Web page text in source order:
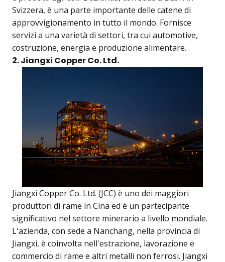
Svizzera, è una parte importante delle catene di
approvvigionamento in tutto il mondo. Fornisce
servizi a una varietà di settori, tra cui automotive,
costruzione, energia e produzione alimentare.
2. Jiangxi Copper Co. Ltd.
Jiangxi Copper Co. Ltd. (JCC) è uno dei maggiori
produttori di rame in Cina ed è un partecipante
significativo nel settore minerario a livello mondiale.
L'azienda, con sede a Nanchang, nella provincia di
Jiangxi, è coinvolta nell'estrazione, lavorazione e
commercio di rame e altri metalli non ferrosi. Jiangxi